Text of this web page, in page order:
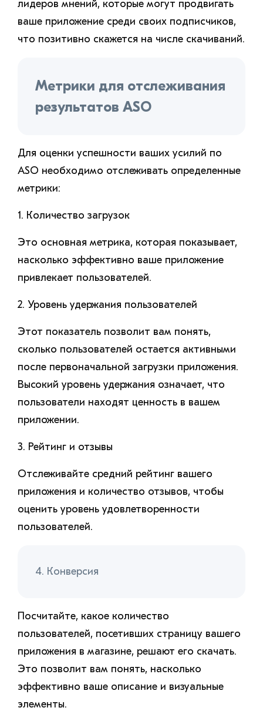
лидеров мнений, которые могут продвигать
ваше приложение среди своих подписчиков,
что позитивно скажется на числе скачиваний.
Метрики для отслеживания
результатов ASO
Для оценки успешности ваших усилий по
ASO необходимо отслеживать определенные
метрики:
1. Количество загрузок
Это основная метрика, которая показывает,
насколько эффективно ваше приложение
привлекает пользователей.
2. Уровень удержания пользователей
Этот показатель позволит вам понять,
сколько пользователей остается активными
после первоначальной загрузки приложения.
Высокий уровень удержания означает, что
пользователи находят ценность в вашем
приложении.
3. Рейтинг и отзывы
Отслеживайте средний рейтинг вашего
приложения и количество отзывов, чтобы
оценить уровень удовлетворенности
пользователей.
4. Конверсия
Посчитайте, какое количество
пользователей, посетивших страницу вашего
приложения в магазине, решают его скачать.
Это позволит вам понять, насколько
эффективно ваше описание и визуальные
элементы.